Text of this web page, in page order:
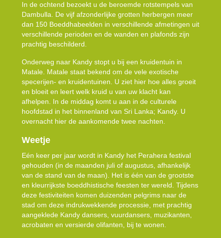
In de ochtend bezoekt u de beroemde rotstempels van
Dambulla. De vijf afzonderlijke grotten herbergen meer
dan 150 Boeddhabeelden in verschillende afmetingen uit
verschillende perioden en de wanden en plafonds zijn
prachtig beschilderd.
Onderweg naar Kandy stopt u bij een kruidentuin in
Matale. Matale staat bekend om de vele exotische
specerijen- en kruidentuinen. U ziet hier hoe alles groeit
en bloeit en leert welk kruid u van uw klacht kan
afhelpen. In de middag komt u aan in de culturele
hoofdstad in het binnenland van Sri Lanka; Kandy. U
overnacht hier de aankomende twee nachten.
Weetje
Eén keer per jaar wordt in Kandy het Perahera festival
gehouden (in de maanden juli of augustus, afhankelijk
van de stand van de maan). Het is één van de grootste
en kleurrijkste boeddhistische feesten ter wereld. Tijdens
deze festiviteiten komen duizenden pelgrims naar de
stad om deze indrukwekkende processie, met prachtig
aangeklede Kandy dansers, vuurdansers, muzikanten,
acrobaten en versierde olifanten, bij te wonen.